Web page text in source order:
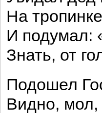
На
И подумал:
Знать, от
Подошел
Видно,